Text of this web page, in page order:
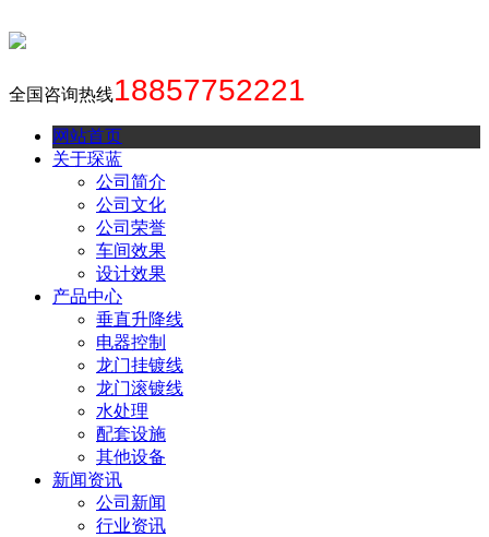
全国咨询热线18857752221
网站首页
关于琛蓝
公司简介
公司文化
公司荣誉
车间效果
设计效果
产品中心
垂直升降线
电器控制
龙门挂镀线
龙门滚镀线
水处理
配套设施
其他设备
新闻资讯
公司新闻
行业资讯